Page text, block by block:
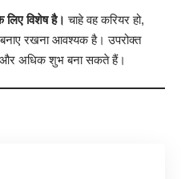
लिए विशेष है। चाहे वह करियर हो,
बनाए रखना आवश्यक है। उपरोक्त
और अधिक शुभ बना सकते हैं।